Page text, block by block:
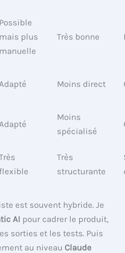
Possible
mais plus
manuelle
Très bonne
Moins direct
Moins
spécialisé
flexible
Très
structurante
est souvent hybride. Je
AI pour cadrer le produit,
sorties et les tests. Puis
au niveau Claude